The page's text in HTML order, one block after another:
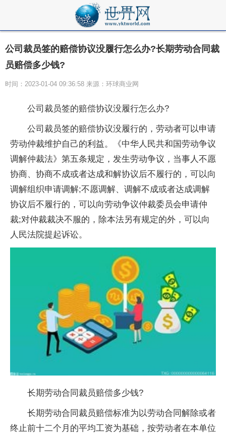
公司裁员签的赔偿协议没履行怎么办?长期劳动合同裁
员赔偿多少钱?
时间：2023-01-04 09:36:58 来源：环球商业网
公司裁员签的赔偿协议没履行怎么办?
公司裁员签的赔偿协议没履行的，劳动者可以申请
劳动仲裁维护自己的利益。《中华人民共和国劳动争议
调解仲裁法》第五条规定，发生劳动争议，当事人不愿
协商、协商不成或者达成和解协议后不履行的，可以向
调解组织申请调解;不愿调解、调解不成或者达成调解
协议后不履行的，可以向劳动争议仲裁委员会申请仲
裁;对仲裁裁决不服的，除本法另有规定的外，可以向
人民法院提起诉讼。
长期劳动合同裁员赔偿多少钱?
长期劳动合同裁员赔偿标准为以劳动合同解除或者
终止前十二个月的平均工资为基础，按劳动者在本单位